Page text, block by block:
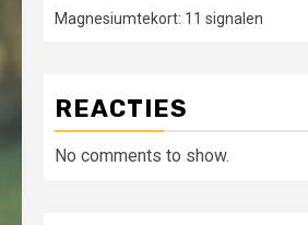
Magnesiumtekort: 11 signalen
REACTIES
No comments to show.